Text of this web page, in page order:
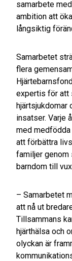
samarbete
ambition att
långsiktig
Samarbetet
flera
expertis för att
hjärtsjukdomar
insatser. Varje
med
att förbättra
familjer genom
barndom till
– Samarbetet
att nå ut
Tillsammans
hjärthälsa och
olyckan är